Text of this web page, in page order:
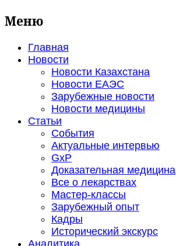
Меню
Главная
Новости
Новости Казахстана
Новости ЕАЭС
Зарубежные новости
Новости медицины
Статьи
События
Актуальные интервью
GxP
Доказательная медицина
Все о лекарствах
Мастер-классы
Зарубежный опыт
Кадры
Исторический экскурс